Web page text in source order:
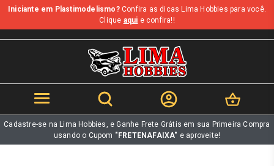
b
Iniciante em Plastimodelismo?Confira as dicas Lima Hobbies para você.
Clique aqui e confira!!
Cadastre-se na Lima Hobbies, e Ganhe Frete Grátis em sua Primeira Compra
usando o Cupom "FRETENAFAIXA" e aproveite!